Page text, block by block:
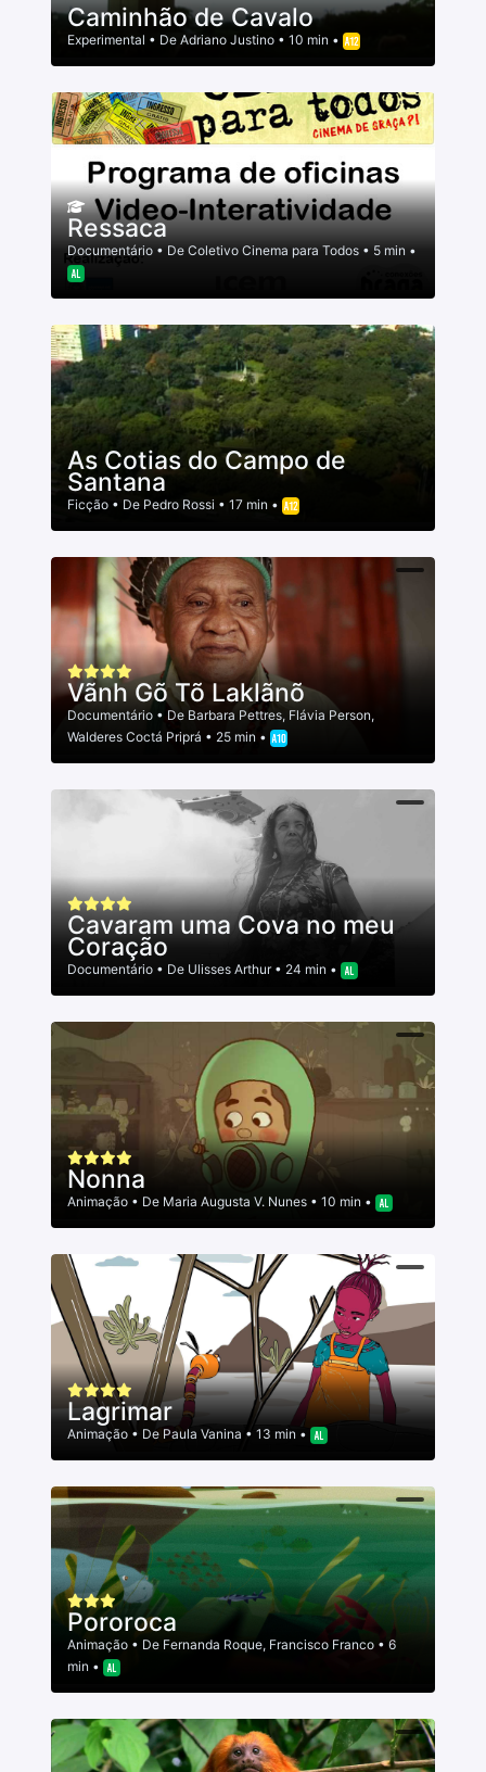
Caminhão de Cavalo
Experimental • De Adriano Justino • 10 min •
Ressaca
Documentário • De Coletivo Cinema para Todos • 5 min •
As Cotias do Campo de
Santana
Ficção • De Pedro Rossi • 17 min •
Vãnh Gõ Tõ Laklãnõ
Documentário • De Barbara Pettres, Flávia Person,
Walderes Coctá Priprá • 25 min •
Cavaram uma Cova no meu
Coração
Documentário • De Ulisses Arthur• 24 min •
Nonna
Animação • De Maria Augusta V. Nunes • 10 min •
Lagrimar
Animação • De Paula Vanina • 13 min •
Pororoca
Animação • De Fernanda Roque, Francisco Franco • 6
min •